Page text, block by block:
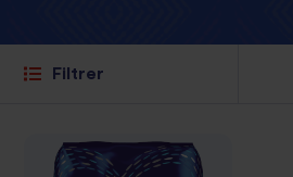
Filtrer